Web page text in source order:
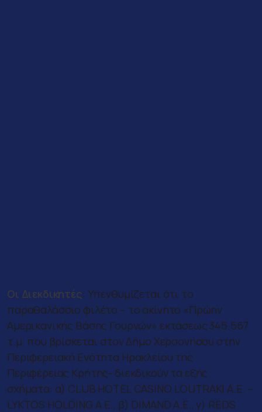
Οι Διεκδικητές: Υπενθυμίζεται ότι το
παραθαλάσσιο φιλέτο – το ακίνητο «Πρώην
Αμερικανικής Βάσης Γουρνών» εκτάσεως 345.567
τ.μ. που βρίσκεται στον Δήμο Χερσονήσου στην
Περιφερειακή Ενότητα Ηρακλείου της
Περιφέρειας Κρήτης- διεκδικούν τα εξής
σχήματα: α) CLUB HOTEL CASINO LOUTRAKI A.E. –
LYKTOS HOLDING Α.Ε., β) DIMAND Α.Ε., γ) REDS